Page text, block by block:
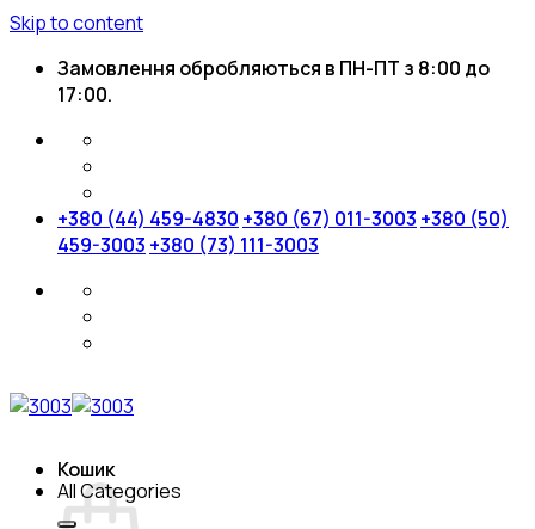
Skip to content
Замовлення обробляються в ПН-ПТ з 8:00 до
17:00.
+380 (44) 459-4830 +380 (67) 011-3003 +380 (50)
459-3003 +380 (73) 111-3003
Кошик
All Categories